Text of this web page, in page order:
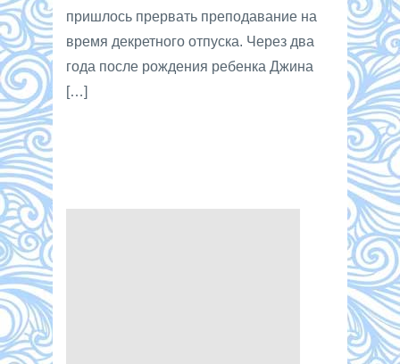
пришлось прервать преподавание на
время декретного отпуска. Через два
года после рождения ребенка Джина
[…]